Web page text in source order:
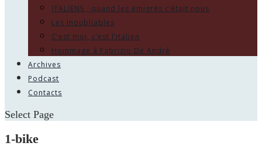
ITALIENS , quand les émigrés c’était nous
Les Inoubliables
C’est moi, c’est l’italien
Hommage à Fabrizio De André
Archives
Podcast
Contacts
Select Page
1-bike